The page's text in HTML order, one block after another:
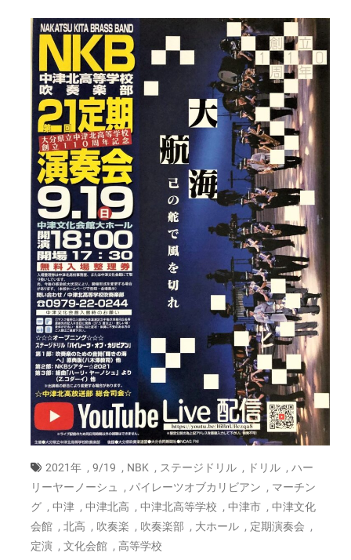
2021年 , 9/19 , NBK , ステージドリル , ドリル , ハー
リーヤーノーシュ
, パイレーツオブカリビアン , マーチン
グ , 中津 , 中津北高 , 中津北高等学校 , 中津市 , 中津文化
会館 , 北高 , 吹奏楽 , 吹奏楽部 , 大ホール , 定期演奏会 ,
定演 , 文化会館 , 高等学校